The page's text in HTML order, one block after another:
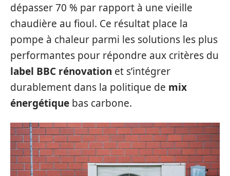
dépasser 70 % par rapport à une vieille
chaudière au fioul. Ce résultat place la
pompe à chaleur parmi les solutions les plus
performantes pour répondre aux critères du
label BBC rénovation et s’intégrer
durablement dans la politique de mix
énergétique bas carbone.